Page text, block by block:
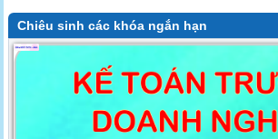
Chiêu sinh các khóa ngắn hạn